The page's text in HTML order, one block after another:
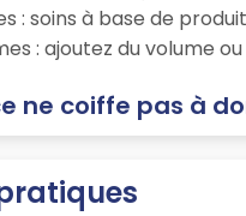
: soins à base de
: ajoutez du volume
ne coiffe pas à